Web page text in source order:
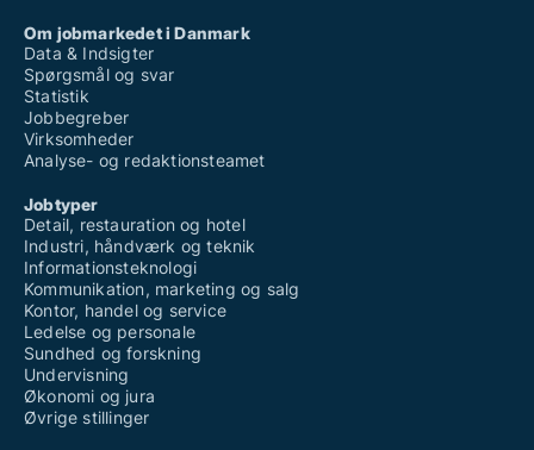
Om jobmarkedet i Danmark
Data & Indsigter
Spørgsmål og svar
Statistik
Jobbegreber
Virksomheder
Analyse- og redaktionsteamet
Jobtyper
Detail, restauration og hotel
Industri, håndværk og teknik
Informationsteknologi
Kommunikation, marketing og salg
Kontor, handel og service
Ledelse og personale
Sundhed og forskning
Undervisning
Økonomi og jura
Øvrige stillinger